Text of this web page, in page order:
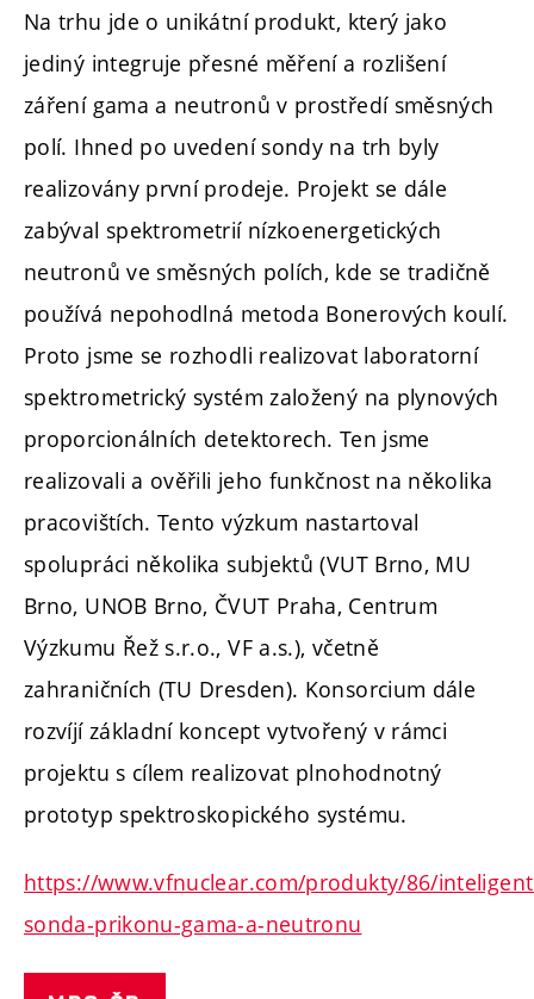
Na trhu jde o unikátní produkt, který jako
jediný integruje přesné měření a rozlišení
záření gama a neutronů v prostředí směsných
polí. Ihned po uvedení sondy na trh byly
realizovány první prodeje. Projekt se dále
zabýval spektrometrií nízkoenergetických
neutronů ve směsných polích, kde se tradičně
používá nepohodlná metoda Bonerových koulí.
Proto jsme se rozhodli realizovat laboratorní
spektrometrický systém založený na plynových
proporcionálních detektorech. Ten jsme
realizovali a ověřili jeho funkčnost na několika
pracovištích. Tento výzkum nastartoval
spolupráci několika subjektů (VUT Brno, MU
Brno, UNOB Brno, ČVUT Praha, Centrum
Výzkumu Řež s.r.o., VF a.s.), včetně
zahraničních (TU Dresden). Konsorcium dále
rozvíjí základní koncept vytvořený v rámci
projektu s cílem realizovat plnohodnotný
prototyp spektroskopického systému.
https://www.vfnuclear.com/produkty/86/
sonda-prikonu-gama-a-neutronu